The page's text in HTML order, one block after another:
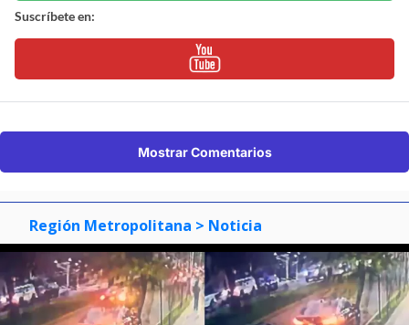
Suscríbete en:
Mostrar Comentarios
Región Metropolitana > Noticia